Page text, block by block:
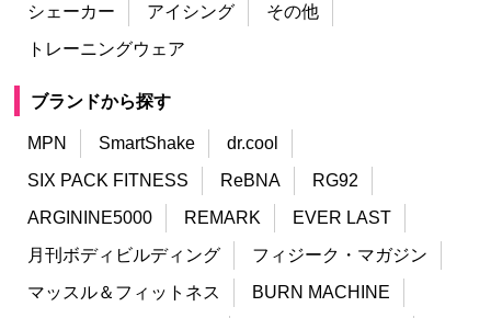
シェーカー アイシング
その他
トレーニングウェア
ブランドから探す
MPN SmartShake
dr.cool
SIX PACK FITNESS
ReBNA
RG92
ARGININE5000
REMARK
EVER LAST
月刊ボディビルディング
フィジーク・マガジン
マッスル＆フィットネス
BURN MACHINE